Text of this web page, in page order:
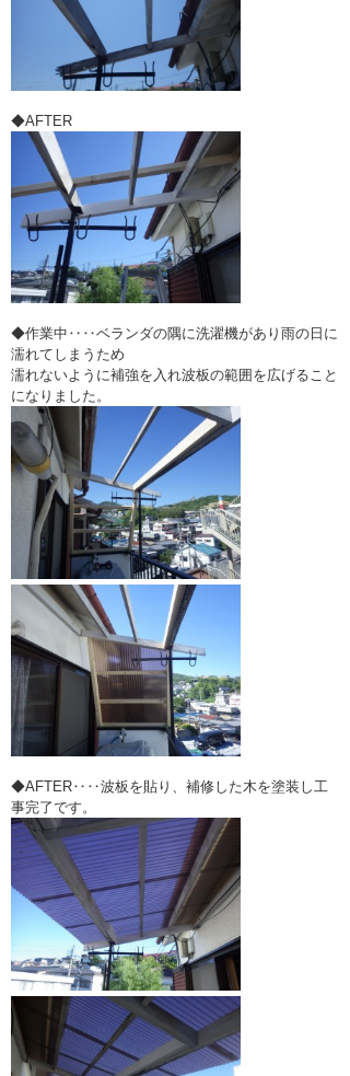
◆AFTER
◆作業中‥‥ベランダの隅に洗濯機があり雨の日に
濡れてしまうため
濡れないように補強を入れ波板の範囲を広げること
になりました。
◆AFTER‥‥波板を貼り、補修した木を塗装し工
事完了です。